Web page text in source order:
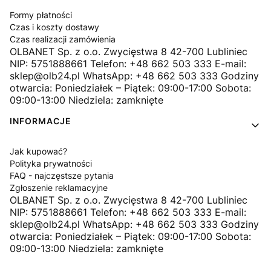
Formy płatności
Czas i koszty dostawy
Czas realizacji zamówienia
OLBANET Sp. z o.o. Zwycięstwa 8 42-700 Lubliniec
NIP: 5751888661 Telefon: +48 662 503 333 E-mail:
sklep@olb24.pl WhatsApp: +48 662 503 333 Godziny
otwarcia: Poniedziałek – Piątek: 09:00-17:00 Sobota:
09:00-13:00 Niedziela: zamknięte
INFORMACJE
Jak kupować?
Polityka prywatności
FAQ - najczęstsze pytania
Zgłoszenie reklamacyjne
OLBANET Sp. z o.o. Zwycięstwa 8 42-700 Lubliniec
NIP: 5751888661 Telefon: +48 662 503 333 E-mail:
sklep@olb24.pl WhatsApp: +48 662 503 333 Godziny
otwarcia: Poniedziałek – Piątek: 09:00-17:00 Sobota:
09:00-13:00 Niedziela: zamknięte